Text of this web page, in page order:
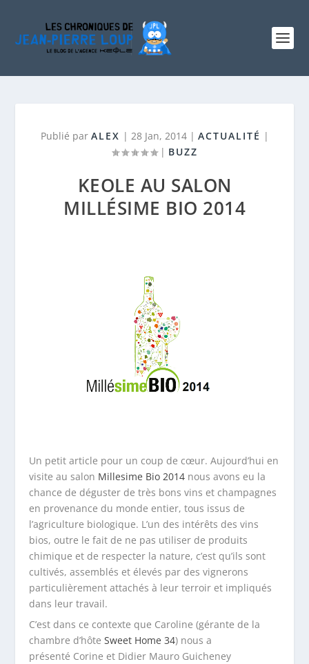
Publié par ALEX | 28 Jan, 2014| ACTUALITÉ |
| BUZZ
KEOLE AU SALON
MILLÉSIME BIO 2014
Un petit article pour un coup de cœur. Aujourd’hui en
visite au salon Millesime Bio 2014 nous avons eu la
chance de déguster de très bons vins et champagnes
en provenance du monde entier, tous issus de
l’agriculture biologique. L’un des intérêts des vins
bios, outre le fait de ne pas utiliser de produits
chimique et de respecter la nature, c’est qu’ils sont
cultivés, assemblés et élevés par des vignerons
particulièrement attachés à leur terroir et impliqués
dans leur travail.
C’est dans ce contexte que Caroline (gérante de la
chambre d’hôteSweet Home 34) nous a
présenté Corine et Didier Mauro Guicheney